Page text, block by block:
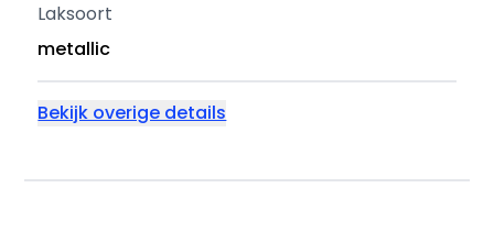
Laksoort
metallic
Bekijk overige details